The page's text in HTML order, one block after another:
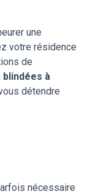
une
votre résidence
de
blindées à
détendre
nécessaire